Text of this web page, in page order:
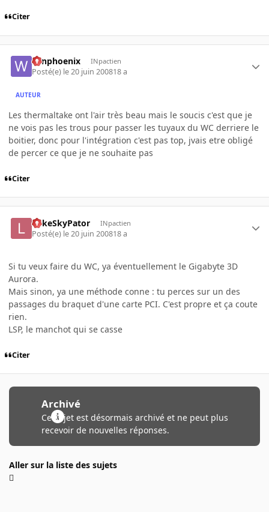
Citer
winphoenix INpactien
Posté(e) le 20 juin 200818 a
AUTEUR
Les thermaltake ont l'air très beau mais le soucis c'est que je
ne vois pas les trous pour passer les tuyaux du WC derriere le
boitier, donc pour l'intégration c'est pas top, jvais etre obligé
de percer ce que je ne souhaite pas
Citer
LukeSkyPator INpactien
Posté(e) le 20 juin 200818 a
Si tu veux faire du WC, ya éventuellement le Gigabyte 3D
Aurora.
Mais sinon, ya une méthode conne : tu perces sur un des
passages du braquet d'une carte PCI. C'est propre et ça coute
rien.
LSP, le manchot qui se casse
Citer
Archivé
Ce sujet est désormais archivé et ne peut plus
recevoir de nouvelles réponses.
Aller sur la liste des sujets